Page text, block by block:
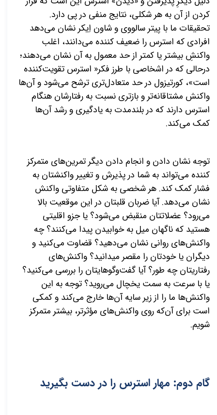
کردن از آن به هر شکلی، نتایج منفی در پی دارد.
تحقیقات ما با پیتر سالووی و شاون اِیکر نشان می‌دهد
افرادی که استرس را ضعیف کننده می‌دانند، اغلب
واکنشِ بیشتر یا کمتر از حد معمول به آن نشان می‌دهند؛
درحالی که در اشخاصی با طرز فکر« استرس تقویت‌کننده
است»، کورتیزول در حد متعادل‌تری ترشح می‌شود و آن‌ها
واکنش مشتاقانه‌تر و بازتری نسبت به رفتارشان هنگام
استرس دارند که در بلندمدت به یادگیری و رشد آن‌ها
کمک می‌کند.
توجه نشان دادن و انجام دادن دیگر تمرین‌های متمرکز
کننده می‌تواند به شما در پذیرش و تغییر واکنشتان به
فشار کمک کند. هر شخصی به شکل متفاوتی واکنش
نشان می‌دهد. آیا ضربان قلبتان در این موقعیت بالا
می‌رود؟ عضلاتتان منقبض می‌شود؟ یا جزو اقلیتی
هستید که ناگهان میل به خوابیدن پیدا می‌کنند؟ چه
واکنش‌های روانی نشان می‌دهید؟ قضاوت می‌کنید و
دیگران یا خودتان را مقصر میدانید؟ واکنش‌های
رفتاریتان چه طور؟ آیا گفت‌وگوهایتان را بررسی می‌کنید؟
یا با سرعت به سمت یخچال می‌روید؟ توجه به این
واکنش‌ها ما را از زیر سایه آن‌ها خارج می‌کند و کمکی
است برای آن‌که روی واکنش‌های مؤثرتر، بیشتر متمرکز
شویم.
گام دوم: مهار استرس را در دست بگیرید